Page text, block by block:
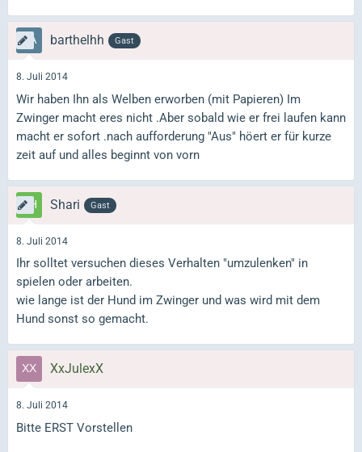
barthelhh Gast
8. Juli 2014
Wir haben Ihn als Welben erworben (mit Papieren) Im
Zwinger macht eres nicht .Aber sobald wie er frei laufen kann
macht er sofort .nach aufforderung "Aus" höert er für kurze
zeit auf und alles beginnt von vorn
Shari Gast
8. Juli 2014
Ihr solltet versuchen dieses Verhalten "umzulenken" in
spielen oder arbeiten.
wie lange ist der Hund im Zwinger und was wird mit dem
Hund sonst so gemacht.
XxJulexX
8. Juli 2014
Bitte ERST Vorstellen